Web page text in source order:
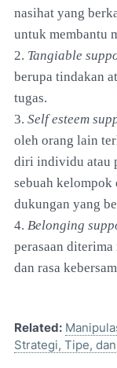
nasihat yang
untuk membantu
2. Tangiable
berupa tindakan
tugas.
3. Self esteem
oleh orang lain
diri individu atau
sebuah
dukungan yang
4. Belonging
perasaan
dan rasa
Related:
Strategi, Tipe,